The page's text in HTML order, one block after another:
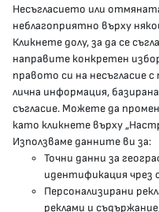
МЗ В СОЦИАЛНИТЕ
Facebook страница
Instragram профил
YouTube канал
Threads профил
Несъгласието или
неблагоприятно върху
Кликнете долу, за да се
направите конкретен
правото си на несъгласие
лична информация,
съгласие. Можете да
като кликнете върху
Използваме данните ви за:
Точни данни за
идентификация чрез
Персонализирани
реклами и